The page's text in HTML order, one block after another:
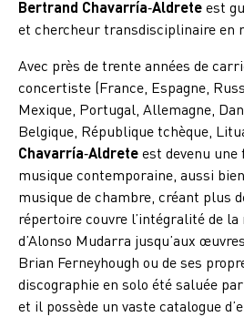
Bertrand Chavarría‑Aldreteest
et chercheur transdisciplinaire en
Avec près de trente années de
concertiste (France, Espagne,
Mexique, Portugal, Allemagne,
Belgique, République tchèque,
Chavarría‑Aldreteest devenu une
musique contemporaine, aussi
musique de chambre, créant plus
répertoire couvre l’intégralité de
d’Alonso Mudarra jusqu’aux
Brian Ferneyhough ou de ses
discographie en solo été saluée
et il possède un vaste catalogue